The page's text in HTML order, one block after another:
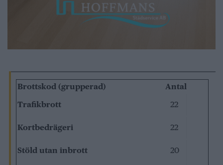
Brottskod (grupperad)
Antal
Trafikbrott
22
Kortbedrägeri 22
Stöld utan inbrott 20